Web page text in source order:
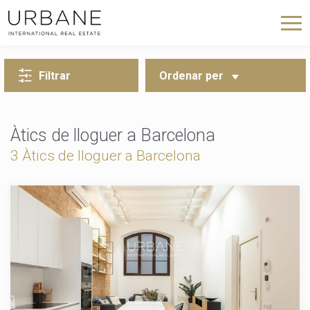
Filtrar Ordenar per
Àtics de lloguer a Barcelona
3 Àtics de lloguer a Barcelona